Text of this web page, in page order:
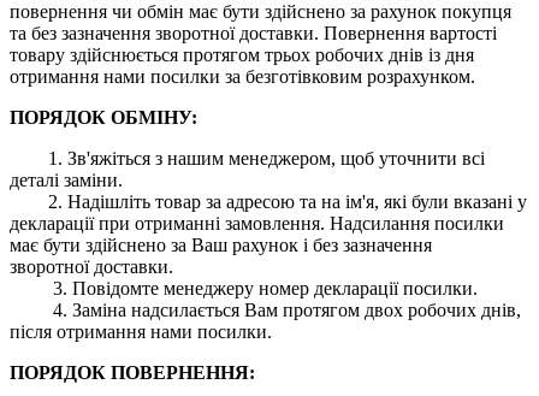
повернення чи обмін має бути здійснено за рахунок покупця
та без зазначення зворотної доставки. Повернення вартості
товару здійснюється протягом трьох робочих днів із дня
отримання нами посилки за безготівковим розрахунком.
ПОРЯДОК ОБМІНУ:
1. Зв'яжіться з нашим менеджером, щоб уточнити всі
деталі заміни.
2. Надішліть товар за адресою та на ім'я, які були вказані у
декларації при отриманні замовлення. Надсилання посилки
має бути здійснено за Ваш рахунок і без зазначення
зворотної доставки.
3. Повідомте менеджеру номер декларації посилки.
4. Заміна надсилається Вам протягом двох робочих днів,
після отримання нами посилки.
ПОРЯДОК ПОВЕРНЕННЯ: